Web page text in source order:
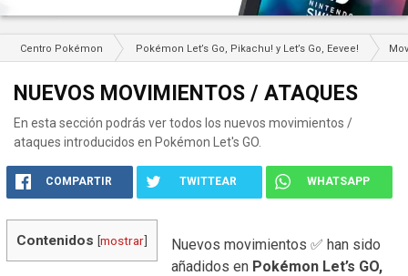
Centro Pokémon Pokémon Let’s Go, Pikachu! y Let’s Go, Eevee!
NUEVOS MOVIMIENTOS / ATAQUES
En esta sección podrás ver todos los nuevos movimientos /
ataques introducidos en Pokémon Let's GO.
COMPARTIR TWITTEAR WHATSAPP
Contenidos [mostrar]
Nuevos movimientos ✅ han sido
añadidos en Pokémon Let’s GO,